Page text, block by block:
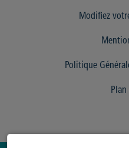
Modifiez
Politique